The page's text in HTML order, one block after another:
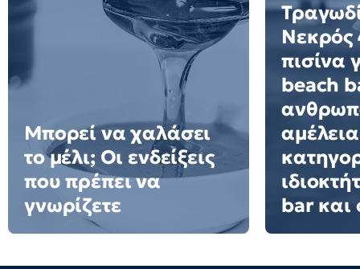
Μπορεί να χαλάσει
το μέλι; Οι ενδείξεις
που πρέπει να
γνωρίζετε
Νεκρός
πισίνα
beach
αμέλεια
bar και